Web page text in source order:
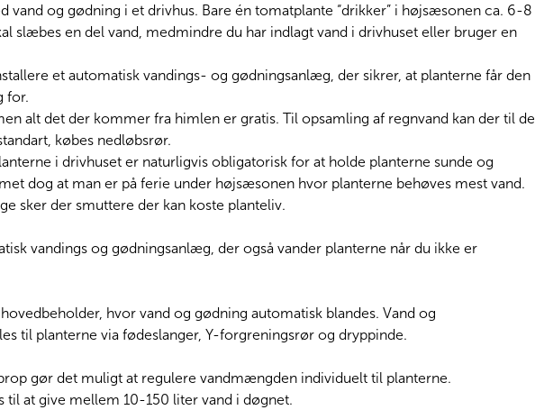
vand og gødning i et drivhus. Bare én tomatplante “drikker” i højsæsonen ca. 6-8
slæbes en del vand, medmindre du har indlagt vand i drivhuset eller bruger en
et automatisk vandings- og gødningsanlæg, der sikrer, at planterne får den
for.
alt det der kommer fra himlen er gratis. Til opsamling af regnvand kan der til de
købes nedløbsrør.
i drivhuset er naturligvis obligatorisk for at holde planterne sunde og
dog at man er på ferie under højsæsonen hvor planterne behøves mest vand.
sker der smuttere der kan koste planteliv.
vandings og gødningsanlæg, der også vander planterne når du ikke er
hvor vand og gødning automatisk blandes. Vand og
til planterne via fødeslanger, Y-forgreningsrør og dryppinde.
gør det muligt at regulere vandmængden individuelt til planterne.
til at give mellem 10-150 liter vand i døgnet.